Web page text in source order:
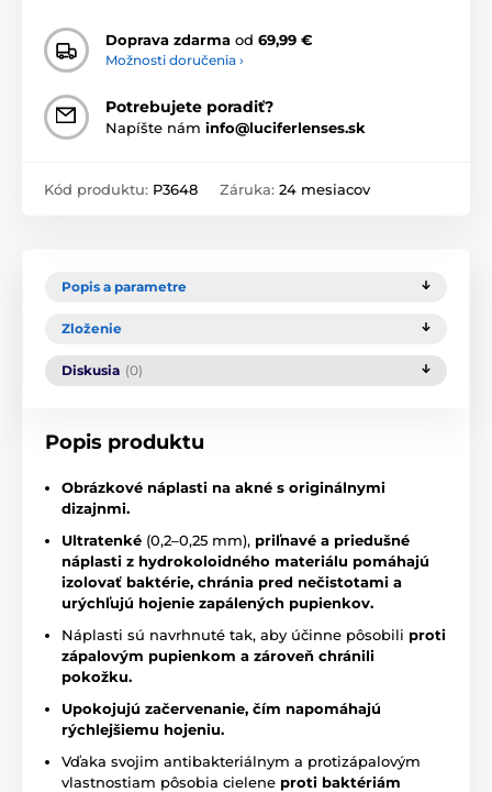
Doprava zdarma od 69,99 €
Možnosti doručenia ›
Potrebujete poradiť?
Napíšte nám info@luciferlenses.sk
Kód produktu: P3648 Záruka: 24 mesiacov
Popis a parametre
Zloženie
Diskusia (0)
Popis produktu
Obrázkové náplasti na akné s originálnymi
dizajnmi.
Ultratenké (0,2–0,25 mm), priľnavé a priedušné
náplasti z hydrokoloidného materiálu pomáhajú
izolovať baktérie, chránia pred nečistotami a
urýchľujú hojenie zapálených pupienkov.
Náplasti sú navrhnuté tak, aby účinne pôsobili proti
zápalovým pupienkom a zároveň chránili
pokožku.
Upokojujú začervenanie, čím napomáhajú
rýchlejšiemu hojeniu.
Vďaka svojim antibakteriálnym a protizápalovým
vlastnostiam pôsobia cielene proti baktériám